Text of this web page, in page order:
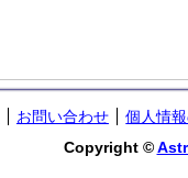
お問い合わせ
個人情
Copyright ©